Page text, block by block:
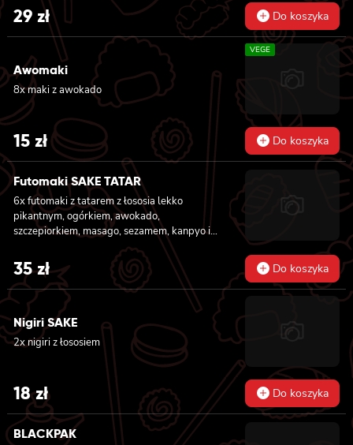
29 zł Do koszyka
Awomaki
8x maki z awokado
VEGE
15 zł Do koszyka
Futomaki SAKE TATAR
6x futomaki z tatarem z łososia lekko
pikantnym, ogórkiem, awokado,
szczepiorkiem, masago, sezamem, kanpyo i
35zł Do koszyka
Nigiri SAKE
2x nigiri z łososiem
18zł Do koszyka
BLACKPAK